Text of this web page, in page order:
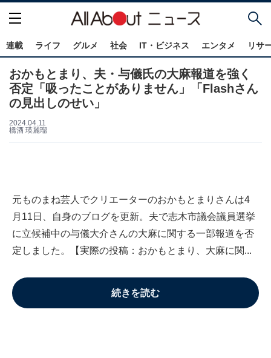
連載 ライフ グルメ 社会 IT・ビジネス エンタメ リサ
おかもとまり、夫・与儀氏の大麻報道を強く
否定「吸ったことがありません」「Flashさん
の見出しのせい」
2024.04.11
橋酒 瑛麗瑠
元ものまね芸人でクリエーターのおかもとまりさんは4
月11日、自身のブログを更新。夫で志木市議会議員選挙
に立候補中の与儀大介さんの大麻に関する一部報道を否
定しました。【実際の投稿：おかもとまり、大麻に関...
続きを読む